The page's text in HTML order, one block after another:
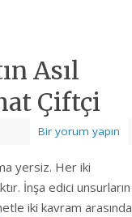
Asıl
Çiftçi
Bir yorum yapın
yersiz. Her iki
İnşa edici unsurların
iki kavram arasında